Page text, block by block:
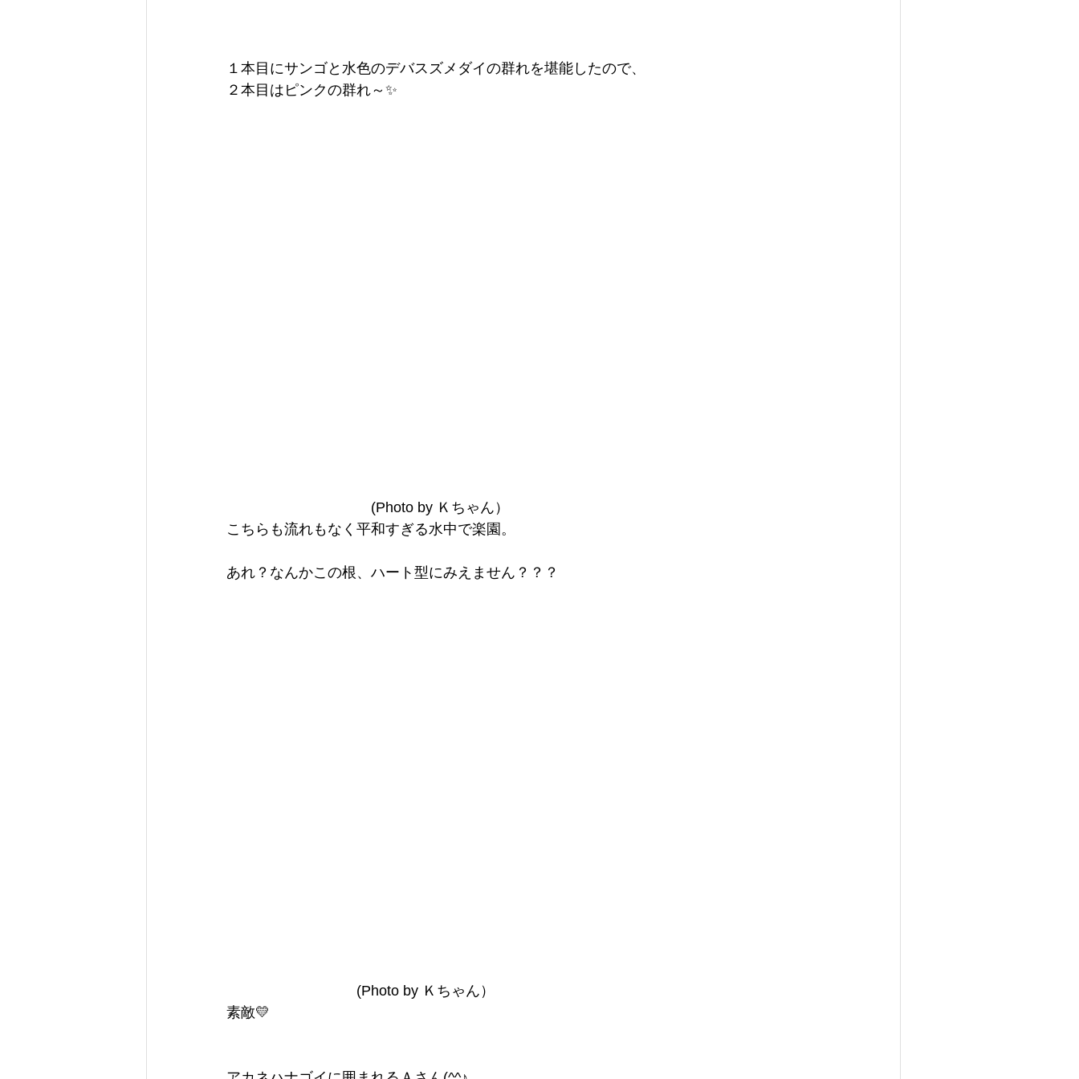
１本目にサンゴと水色のデバスズメダイの群れを堪能したので、
２本目はピンクの群れ～✨
(Photo by Ｋちゃん）
こちらも流れもなく平和すぎる水中で楽園。
あれ？なんかこの根、ハート型にみえません？？？
(Photo by Ｋちゃん）
素敵💛